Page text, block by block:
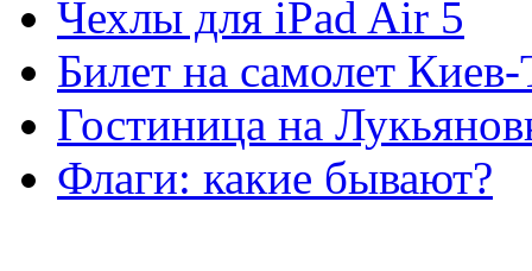
Чехлы для iPad Air 5
Билет на самолет
Гостиница на
Флаги: какие бывают?